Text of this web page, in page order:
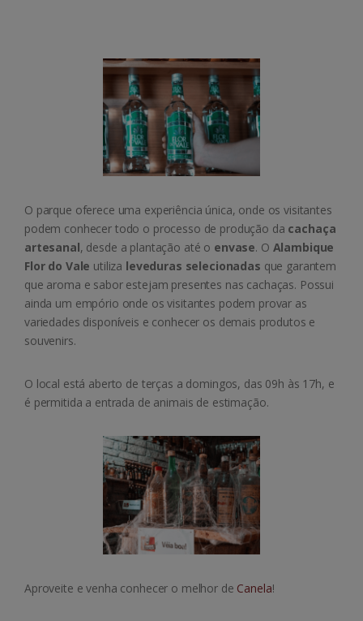
O parque oferece uma experiência única, onde os visitantes
podem conhecer todo o processo de produção da cachaça
artesanal, desde a plantação até o envase. O Alambique
Flor do Vale utiliza leveduras selecionadas que garantem
que aroma e sabor estejam presentes nas cachaças. Possui
ainda um empório onde os visitantes podem provar as
variedades disponíveis e conhecer os demais produtos e
souvenirs.
O local está aberto de terças a domingos, das 09h às 17h, e
é permitida a entrada de animais de estimação.
Aproveite e venha conhecer o melhor de Canela!